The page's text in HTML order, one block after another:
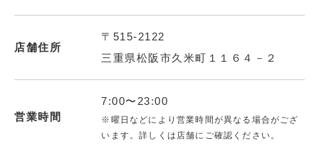
店舗住所
〒515-2122
三重県松阪市久米町１１６４－２
営業時間
7:00〜23:00
※曜日などにより営業時間が異なる場合がござ
います。詳しくは店舗にご確認ください。